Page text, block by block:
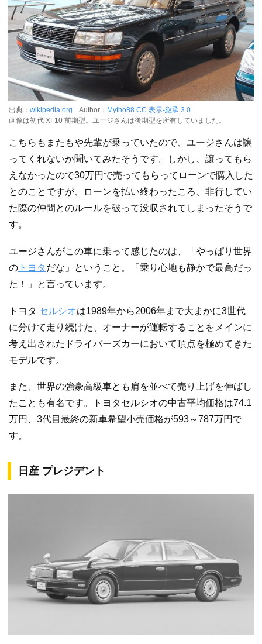
出典： wikipedia.org Author： Mytho88 CC 表示-継承 3.0
画像は初代 XF10 前期型。ユージさんは後期型を所有していました。
こちらもまたもや先輩が乗っていたので、ユージさんは譲
ってくれないか聞いてみたそうです。しかし、譲ってもら
えなかったので30万円で売ってもらってローンで購入した
とのことですが、ローンを払い終わったころ、非行してい
た際の仲間とのルールを破って没収されてしまったそうで
す。
ユージさんがこの車に乗って感じたのは、「やっぱり世界
の トヨタ だな」ということ。「乗り心地も静かで最高だっ
た！」と言っています。
トヨタ セルシオは1989年から2006年まで大まかに3世代
に分けて走り続けた、オーナーが運転することをメインに
考え出されたドライバーズカーにおいて頂点を極めてきた
モデルです。
また、世界の強豪高級車とも肩を並べて売り上げを伸ばし
たことも有名です。トヨタセルシオの中古平均価格は74.1
万円、3代目最終の新車希望小売価格が593～787万円で
す。
日産 プレジデント